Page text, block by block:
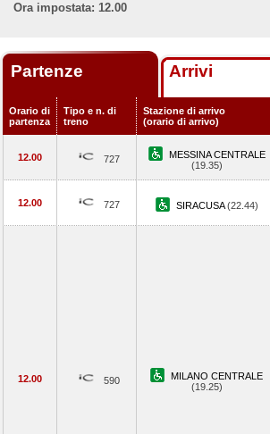
Ora impostata: 12.00
Partenze Arrivi
Orario di
partenza
Tipo e n. di
treno
Stazione di arrivo
(orario di arrivo)
12.00 727
MESSINA CENTRALE
(19.35)
12.00 727 SIRACUSA(22.44)
12.00 590
MILANO CENTRALE
(19.25)